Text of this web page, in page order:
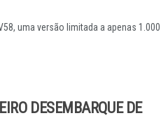
uma versão limitada a apenas 1.000
DESEMBARQUE DE